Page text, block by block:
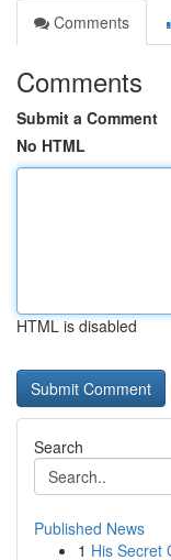
Comments
Comments
Submit a Comment
No HTML
HTML is disabled
Search
Published News
1 His Secret